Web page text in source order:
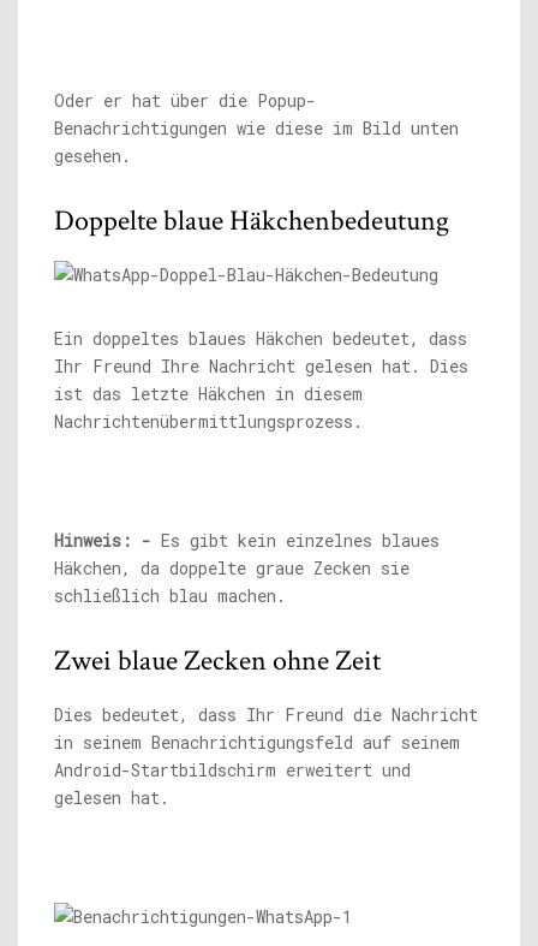
Oder er hat über die Popup-
Benachrichtigungen wie diese im Bild unten
gesehen.
Doppelte blaue Häkchenbedeutung
Ein doppeltes blaues Häkchen bedeutet, dass
Ihr Freund Ihre Nachricht gelesen hat. Dies
ist das letzte Häkchen in diesem
Nachrichtenübermittlungsprozess.
Hinweis: - Es gibt kein einzelnes blaues
Häkchen, da doppelte graue Zecken sie
schließlich blau machen.
Zwei blaue Zecken ohne Zeit
Dies bedeutet, dass Ihr Freund die Nachricht
in seinem Benachrichtigungsfeld auf seinem
Android-Startbildschirm erweitert und
gelesen hat.